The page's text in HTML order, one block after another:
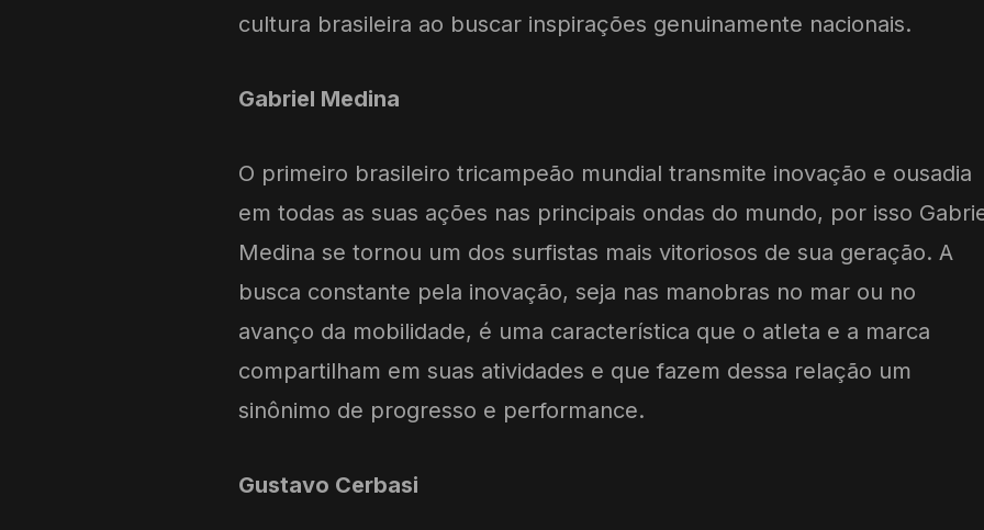
cultura brasileira ao buscar inspirações genuinamente nacionais.
Gabriel Medina
O primeiro brasileiro tricampeão mundial transmite inovação e ousadia
em todas as suas ações nas principais ondas do mundo, por isso
Medina se tornou um dos surfistas mais vitoriosos de sua geração. A
busca constante pela inovação, seja nas manobras no mar ou no
avanço da mobilidade, é uma característica que o atleta e a marca
compartilham em suas atividades e que fazem dessa relação um
sinônimo de progresso e performance.
Gustavo Cerbasi